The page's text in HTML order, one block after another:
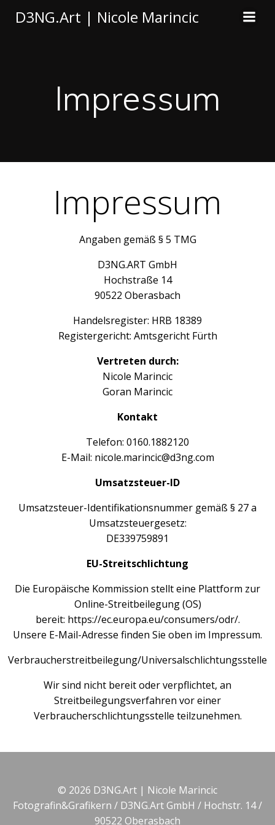
Inhalt
D3NG.Art | Nicole Marincic
Impressum
Impressum
Angaben gemäß § 5 TMG
D3NG.ART GmbH
Hochstraße 14
90522 Oberasbach
Handelsregister: HRB 18389
Registergericht: Amtsgericht Fürth
Vertreten durch:
Nicole Marincic
Goran Marincic
Kontakt
Telefon: 0160.1882120
E-Mail: nicole.marincic@d3ng.com
Umsatzsteuer-ID
Umsatzsteuer-Identifikationsnummer gemäß § 27 a
Umsatzsteuergesetz:
DE339759891
EU-Streitschlichtung
Die Europäische Kommission stellt eine Plattform zur
Online-Streitbeilegung (OS)
bereit: https://ec.europa.eu/consumers/odr/.
Unsere E-Mail-Adresse finden Sie oben im Impressum.
Verbraucher­streit­beilegung/Universal­schlichtungs­stelle
Wir sind nicht bereit oder verpflichtet, an
Streitbeilegungsverfahren vor einer
Verbraucherschlichtungsstelle teilzunehmen.
© 2026 D3NG.Art | Nicole Marincic
Fotografin&Grafikern / D3NG.Art GmbH / Hochstr. 14 /
90522 Oberasbach